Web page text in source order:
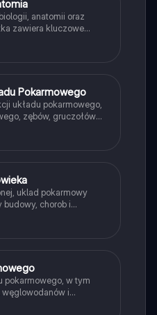
anatomii oraz
zawiera kluczowe
cyklu życiowym,
mechanizmach
Pokarmowego
układu pokarmowego,
zębów, gruczołów
się o roli błon,
oraz wchłanianiu
uklad pokarmowy
chorob i
pokarmowego, w tym
węglowodanów i
enzymów, gruczołów